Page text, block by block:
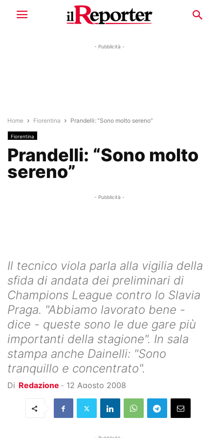
- Pubblicità -
Home Fiorentina Prandelli: “Sono molto sereno”
Fiorentina
Prandelli: “Sono molto
sereno”
- Pubblicità -
Il tecnico viola parla alla vigilia della
sfida di andata dei preliminari di
Champions League contro lo Slavia
Praga. "Abbiamo lavorato bene -
dice - queste sono le due gare più
importanti della stagione". In sala
stampa anche Dainelli: "Sono
tranquillo e concentrato".
Di Redazione - 12 Agosto 2008